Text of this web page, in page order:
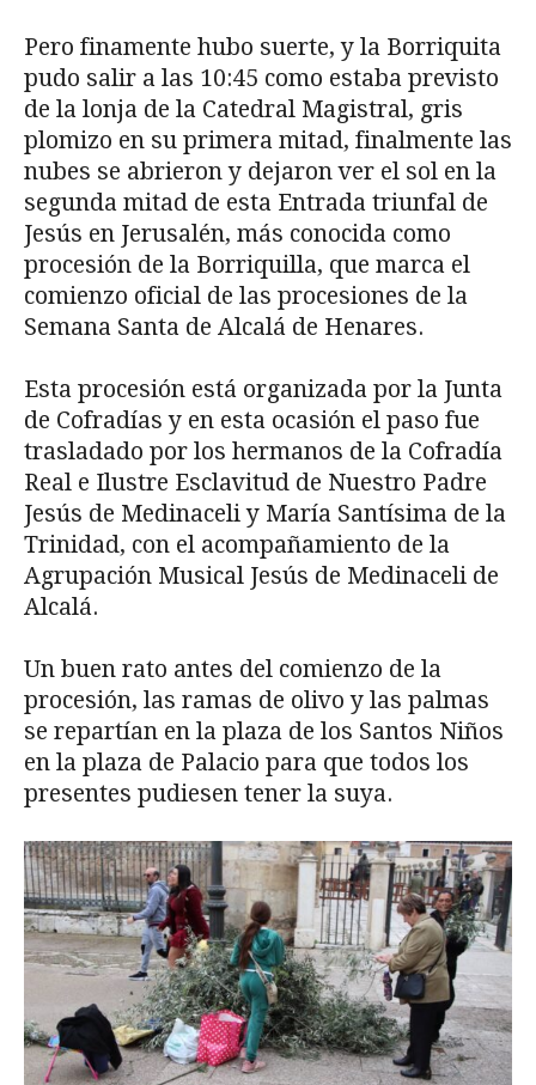
Pero finamente hubo suerte, y la Borriquita
pudo salir a las 10:45 como estaba previsto
de la lonja de la Catedral Magistral, gris
plomizo en su primera mitad, finalmente las
nubes se abrieron y dejaron ver el sol en la
segunda mitad de esta Entrada triunfal de
Jesús en Jerusalén, más conocida como
procesión de la Borriquilla, que marca el
comienzo oficial de las procesiones de la
Semana Santa de Alcalá de Henares.
Esta procesión está organizada por la Junta
de Cofradías y en esta ocasión el paso fue
trasladado por los hermanos de la Cofradía
Real e Ilustre Esclavitud de Nuestro Padre
Jesús de Medinaceli y María Santísima de la
Trinidad, con el acompañamiento de la
Agrupación Musical Jesús de Medinaceli de
Alcalá.
Un buen rato antes del comienzo de la
procesión, las ramas de olivo y las palmas
se repartían en la plaza de los Santos Niños
en la plaza de Palacio para que todos los
presentes pudiesen tener la suya.